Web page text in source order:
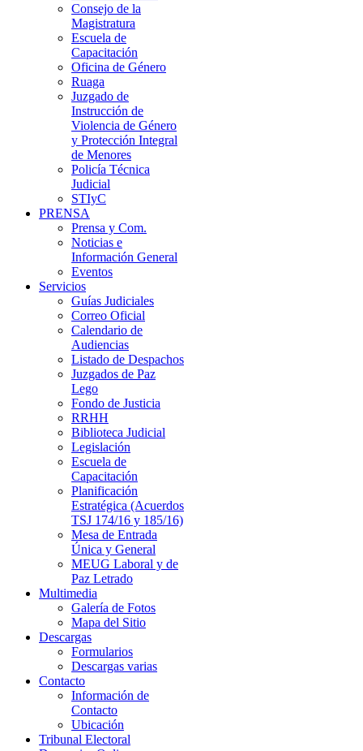
Consejo de la
Magistratura
Escuela de
Capacitación
Oficina de Género
Ruaga
Juzgado de
Instrucción de
Violencia de Género
y Protección Integral
de Menores
Policía Técnica
Judicial
STIyC
PRENSA
Prensa y Com.
Noticias e
Información General
Eventos
Servicios
Guías Judiciales
Correo Oficial
Calendario de
Audiencias
Listado de Despachos
Juzgados de Paz
Lego
Fondo de Justicia
RRHH
Biblioteca Judicial
Legislación
Escuela de
Capacitación
Planificación
Estratégica (Acuerdos
TSJ 174/16 y 185/16)
Mesa de Entrada
Única y General
MEUG Laboral y de
Paz Letrado
Multimedia
Galería de Fotos
Mapa del Sitio
Descargas
Formularios
Descargas varias
Contacto
Información de
Contacto
Ubicación
Tribunal Electoral